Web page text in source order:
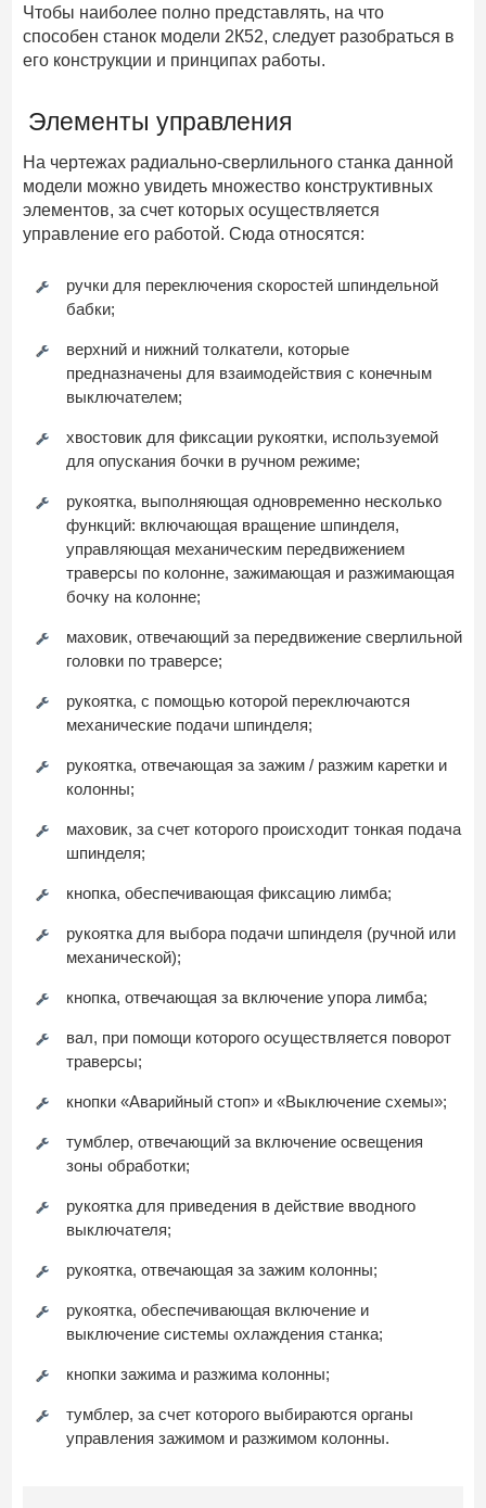
Чтобы наиболее полно представлять, на что
способен станок модели 2К52, следует разобраться в
его конструкции и принципах работы.
Элементы управления
На чертежах радиально-сверлильного станка данной
модели можно увидеть множество конструктивных
элементов, за счет которых осуществляется
управление его работой. Сюда относятся:
ручки для переключения скоростей шпиндельной
бабки;
верхний и нижний толкатели, которые
предназначены для взаимодействия с конечным
выключателем;
хвостовик для фиксации рукоятки, используемой
для опускания бочки в ручном режиме;
рукоятка, выполняющая одновременно несколько
функций: включающая вращение шпинделя,
управляющая механическим передвижением
траверсы по колонне, зажимающая и разжимающая
бочку на колонне;
маховик, отвечающий за передвижение сверлильной
головки по траверсе;
рукоятка, с помощью которой переключаются
механические подачи шпинделя;
рукоятка, отвечающая за зажим / разжим каретки и
колонны;
маховик, за счет которого происходит тонкая подача
шпинделя;
кнопка, обеспечивающая фиксацию лимба;
рукоятка для выбора подачи шпинделя (ручной или
механической);
кнопка, отвечающая за включение упора лимба;
вал, при помощи которого осуществляется поворот
траверсы;
кнопки «Аварийный стоп» и «Выключение схемы»;
тумблер, отвечающий за включение освещения
зоны обработки;
рукоятка для приведения в действие вводного
выключателя;
рукоятка, отвечающая за зажим колонны;
рукоятка, обеспечивающая включение и
выключение системы охлаждения станка;
кнопки зажима и разжима колонны;
тумблер, за счет которого выбираются органы
управления зажимом и разжимом колонны.